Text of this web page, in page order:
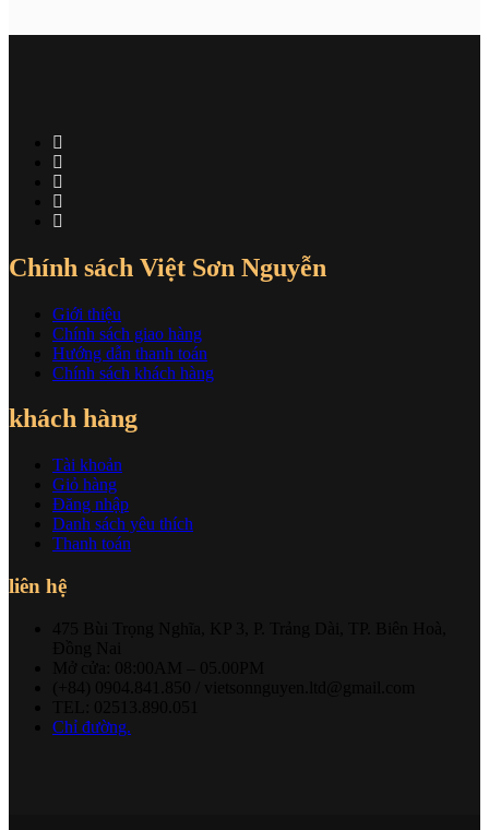
Chính sách Việt Sơn Nguyễn
Giới thiệu
Chính sách giao hàng
Hướng dẫn thanh toán
Chính sách khách hàng
khách hàng
Tài khoản
Giỏ hàng
Đăng nhập
Danh sách yêu thích
Thanh toán
liên hệ
Chỉ đường.